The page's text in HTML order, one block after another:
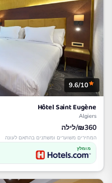
9.6/10
Hôtel Saint Eugène
Algiers
₪360/לילה
המחירים משוערים ומשתנים בהתאם לעונה
מומלץ